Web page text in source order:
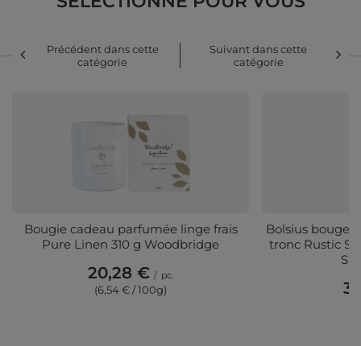
Précédent dans cette
catégorie
Suivant dans cette
catégorie
Bougie cadeau parfumée linge frais
Pure Linen 310 g Woodbridge
20,28 € / pc.
(6,54 € / 100g)
Bolsius
tronc Rustic